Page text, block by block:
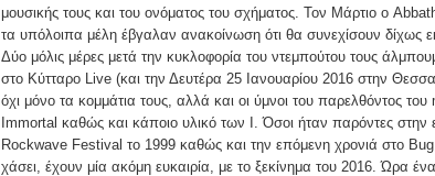
μουσικής τους και του ονόματος του σχήματος. Τον Μάρτιο ο
τα υπόλοιπα μέλη έβγαλαν ανακοίνωση ότι θα συνεχίσουν δίχως
Δύο μόλις μέρες μετά την κυκλοφορία του ντεμπούτου τους
στο Κύτταρο Live (και την Δευτέρα 25 Ιανουαρίου 2016 στην
όχι μόνο τα κομμάτια τους, αλλά και οι ύμνοι του παρελθόντος
Immortal καθώς και κάποιο υλικό των Ι. Όσοι ήταν παρόντες στην
Rockwave Festival το 1999 καθώς και την επόμενη χρονιά στο Bug,
χάσει, έχουν μία ακόμη ευκαιρία, με το ξεκίνημα του 2016. Ώρα